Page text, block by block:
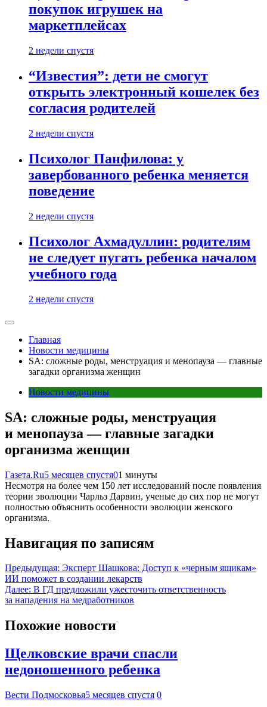
покупок игрушек на
маркетплейсах
2 недели спустя
“Известия”: дети не смогут
открыть электронный кошелек без
согласия родителей
2 недели спустя
Психолог Панфилова: у
завербованного ребенка меняется
поведение
2 недели спустя
Психолог Ахмадуллин: родителям
не следует пугать ребенка началом
учебного года
2 недели спустя
Главная
Новости медицины
SA: сложные роды, менструация и менопауза — главные
загадки организма женщин
Новости медицины
SA: сложные роды, менструация
и менопауза — главные загадки
организма женщин
Газета.Ru5 месяцев спустя01 минуты
Несмотря на более чем 150 лет исследований после появления
теории эволюции Чарльз Дарвин, ученые до сих пор не могут
полностью объяснить особенности эволюции женского
организма.
Навигация по записям
Предыдущая: Эксперт Шашкова: Доступ к «черным ящикам»
ИИ поможет в создании лекарств
Далее: В ГД предложили ужесточить ответственность
за нападения на медработников
Похожие новости
Щелковские врачи спасли
недоношенного ребенка
Вести Подмосковья5 месяцев спустя 0